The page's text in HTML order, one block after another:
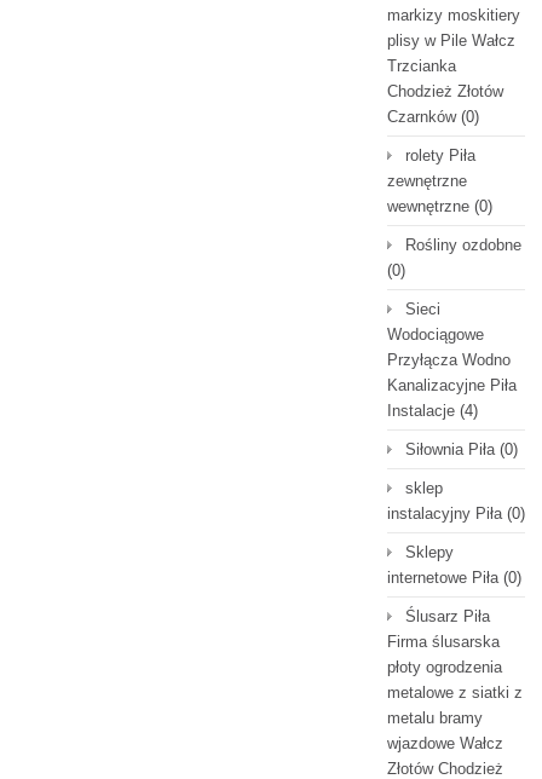
markizy moskitiery
plisy w Pile Wałcz
Trzcianka
Chodzież Złotów
Czarnków(0)
rolety Piła
zewnętrzne
wewnętrzne (0)
Rośliny ozdobne
(0)
Sieci
Wodociągowe
Przyłącza Wodno
Kanalizacyjne Piła
Instalacje (4)
Siłownia Piła(0)
sklep
instalacyjny Piła(0)
Sklepy
internetowe Piła(0)
Ślusarz Piła
Firma ślusarska
płoty ogrodzenia
metalowe z siatki z
metalu bramy
wjazdowe Wałcz
Złotów Chodzież